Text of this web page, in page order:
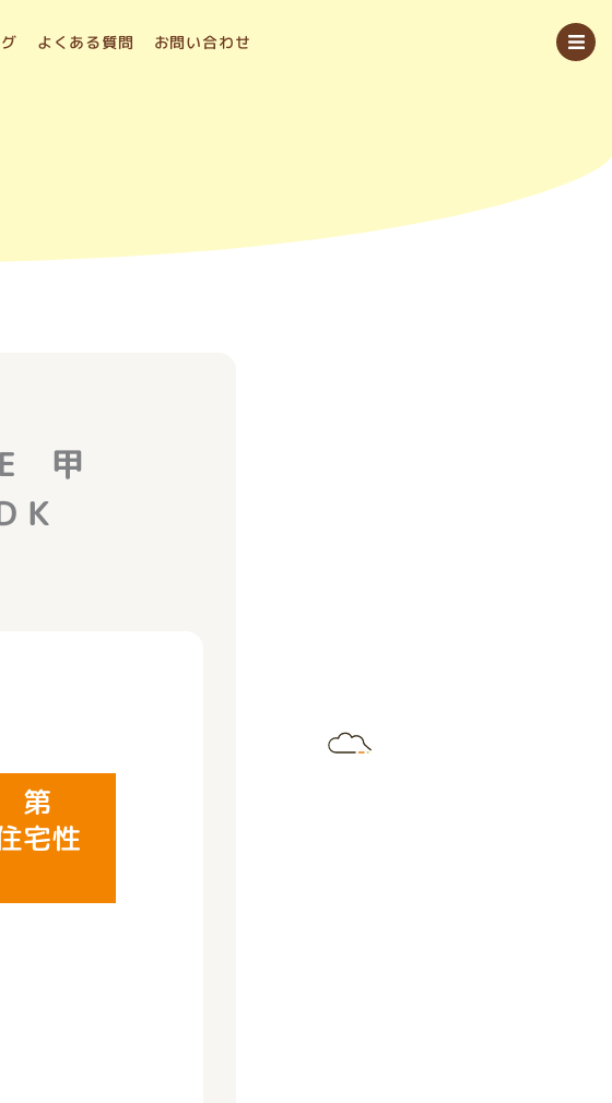
よくある質問 お問い合わせ
甲
Ｋ
第
性